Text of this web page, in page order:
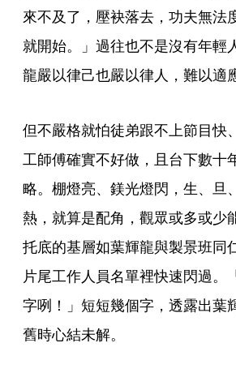
來不及了，壓袂落去，功夫無法
就開始。」過往也不是沒有年輕
龍嚴以律己也嚴以律人，難以適應
但不嚴格就怕徒弟跟不上節目快
工師傅確實不好做，且台下數十
略。棚燈亮、鎂光燈閃，生、旦
熱，就算是配角，觀眾或多或少
托底的基層如葉輝龍與製景班同
片尾工作人員名單裡快速閃過。
字咧！」短短幾個字，透露出葉
舊時心結未解。